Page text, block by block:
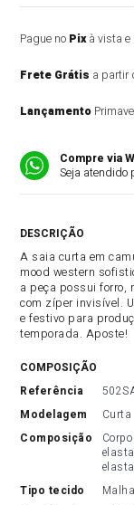
Pague no Pixà vista e
Frete Grátis a partir
Lançamento
Compre via
Seja atendido
A saia curta em
mood western
a peça possui forro,
com zíper invisível.
e festivo para
temporada. Aposte!
COMPOSIÇÃO
referência
modelagem
Curta
composição
tipo tecido